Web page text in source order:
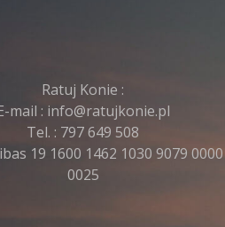
Ratuj Konie :
mail : info@ratujkonie.pl
Tel. : 797 649 508
19 1600 1462 1030 9079 0000
0025